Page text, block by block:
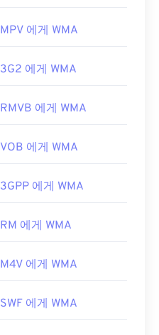
MPV 에게 WMA
3G2 에게 WMA
RMVB 에게 WMA
VOB 에게 WMA
3GPP 에게 WMA
RM 에게 WMA
M4V 에게 WMA
SWF 에게 WMA